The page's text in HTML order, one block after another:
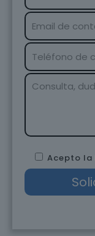
Acepto la